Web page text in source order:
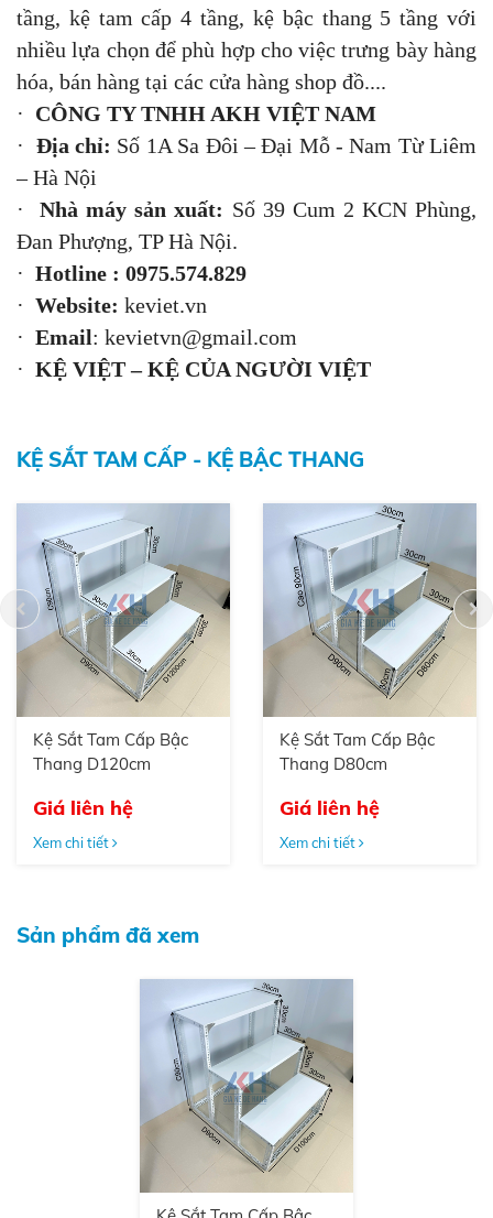
tầng, kệ tam cấp 4 tầng, kệ bậc thang 5 tầng với
nhiều lựa chọn để phù hợp cho việc trưng bày hàng
hóa, bán hàng tại các cửa hàng shop đồ....
· CÔNG TY TNHH AKH VIỆT NAM
· Địa chỉ: Số 1A Sa Đôi – Đại Mỗ - Nam Từ Liêm
– Hà Nội
·Nhà máy sản xuất: Số 39 Cum 2 KCN Phùng,
Đan Phượng, TP Hà Nội.
· Hotline : 0975.574.829
· Website: keviet.vn
· Email: kevietvn@gmail.com
· KỆ VIỆT – KỆ CỦA NGƯỜI VIỆT
KỆ SẮT TAM CẤP - KỆ BẬC THANG
Kệ Sắt Tam Cấp Bậc
Thang D120cm
Giá liên hệ
Xem chi tiết
Kệ Sắt Tam Cấp Bậc
Thang D80cm
Giá liên hệ
Xem chi tiết
Sản phẩm đã xem